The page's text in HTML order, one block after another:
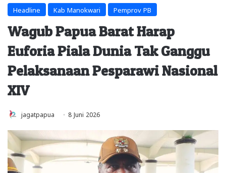
Headline Kab Manokwari Pemprov PB
Wagub Papua Barat Harap
Euforia Piala Dunia Tak Ganggu
Pelaksanaan Pesparawi Nasional
XIV
jagatpapua 8 Juni 2026